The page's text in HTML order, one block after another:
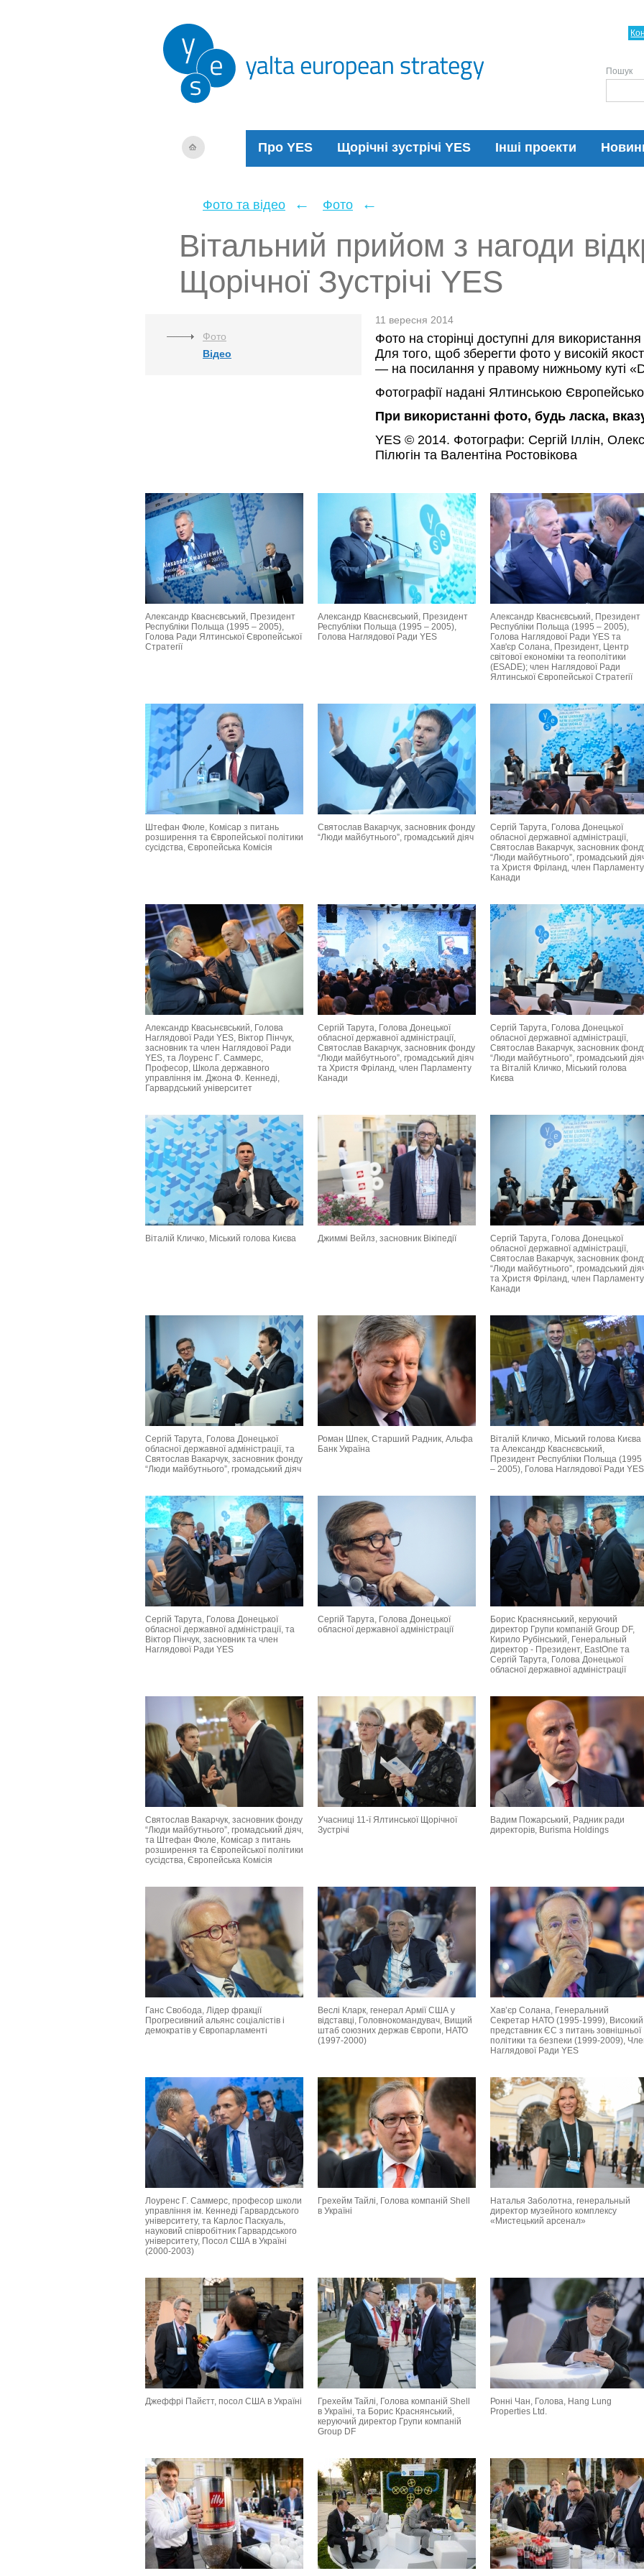
Про YES Щорічні зустрічі YES Інші проекти
Пошук
Фото та відео ← Фото ←
Вітальний прийом з нагоди
Щорічної Зустрічі YES
Фото
Відео
11 вересня 2014
Фото на сторінці доступні для
Для того, щоб зберегти фото у високій
— на посилання у правому нижньому куті
Фотографії надані Ялтинською
При використанні фото, будь ласка,
YES © 2014. Фотографи: Сергій Іллін,
Пілюгін та Валентіна Ростовікова
Александр Кваснєвський, Президент
Республіки Польща (1995 – 2005),
Голова Ради Ялтинської Європейської
Стратегії
Александр Кваснєвський, Президент
Республіки Польща (1995 – 2005),
Голова Наглядової Ради YES
Александр Кваснєвський, Президент
Республіки Польща (1995 – 2005),
Голова Наглядової Ради YES та
Хав'єр Солана, Президент, Центр
світової економіки та геополітики
(ESADE); член Наглядової Ради
Ялтинської Європейської Стратегії
Штефан Фюле, Комісар з питань
розширення та Європейської політики
сусідства, Європейська Комісія
Святослав Вакарчук, засновник фонду
“Люди майбутнього”, громадський діяч
Сергій Тарута, Голова Донецької
обласної державної адміністрації,
Святослав Вакарчук, засновник
“Люди майбутнього”, громадський
та Христя Фріланд, член Парламенту
Канади
Александр Квасьнєвський, Голова
Наглядової Ради YES, Віктор Пінчук,
засновник та член Наглядової Ради
YES, та Лоуренс Г. Саммерс,
Професор, Школа державного
управління ім. Джона Ф. Кеннеді,
Гарвардський університет
Сергій Тарута, Голова Донецької
обласної державної адміністрації,
Святослав Вакарчук, засновник фонду
“Люди майбутнього”, громадський діяч
та Христя Фріланд, член Парламенту
Канади
Сергій Тарута, Голова Донецької
обласної державної адміністрації,
Святослав Вакарчук, засновник
“Люди майбутнього”, громадський
та Віталій Кличко, Міський голова
Києва
Віталій Кличко, Міський голова Києва Джиммі Вейлз, засновник Вікіпедії
Сергій Тарута, Голова Донецької
обласної державної адміністрації,
Святослав Вакарчук, засновник
“Люди майбутнього”, громадський
та Христя Фріланд, член Парламенту
Канади
Сергій Тарута, Голова Донецької
обласної державної адміністрації, та
Святослав Вакарчук, засновник фонду
“Люди майбутнього”, громадський діяч
Роман Шпек, Старший Радник, Альфа
Банк Україна
Віталій Кличко, Міський голова Києва
та Александр Кваснєвський,
Президент Республіки Польща (1995
– 2005), Голова Наглядової Ради YES
Сергій Тарута, Голова Донецької
обласної державної адміністрації, та
Віктор Пінчук, засновник та член
Наглядової Ради YES
Сергій Тарута, Голова Донецької
обласної державної адміністрації
Борис Краснянський, керуючий
директор Групи компаній Group DF,
Кирило Рубінський, Генеральный
директор - Президент, EastOne та
Сергій Тарута, Голова Донецької
обласної державної адміністрації
Святослав Вакарчук, засновник фонду
“Люди майбутнього”, громадський діяч,
та Штефан Фюле, Комісар з питань
розширення та Європейської політики
сусідства, Європейська Комісія
Учасниці 11-ї Ялтинської Щорічної
Зустрічі
Вадим Пожарський, Радник ради
директорів, Burisma Holdings
Ганс Свобода, Лідер фракції
Прогресивний альянс соціалістів і
демократів у Європарламенті
Веслі Кларк, генерал Армії США у
відставці, Головнокомандувач, Вищий
штаб союзних держав Європи, НАТО
(1997-2000)
Хав’єр Солана, Генеральний
Секретар НАТО (1995-1999), Високий
представник ЄС з питань зовнішньої
політики та безпеки (1999-2009),
Наглядової Ради YES
Лоуренс Г. Саммерс, професор школи
управління ім. Кеннеді Гарвардського
університету, та Карлос Паскуаль,
науковий співробітник Гарвардського
університету, Посол США в Україні
(2000-2003)
Грехейм Тайлі, Голова компаній Shell
в Україні
Наталья Заболотна, генеральный
директор музейного комплексу
«Мистецький арсенал»
Джеффрі Пайєтт, посол США в Україні
Грехейм Тайлі, Голова компаній Shell
в Україні, та Борис Краснянський,
керуючий директор Групи компаній
Group DF
Ронні Чан, Голова, Hang Lung
Properties Ltd.